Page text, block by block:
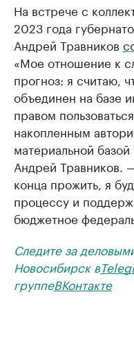
На встрече с
2023 года
Андрей Травников
«Мое отношение к
прогноз: я считаю,
объединен на базе
правом
накопленным
материальной
Андрей Травников.
конца прожить, я
процессу и
бюджетное
Следите за
Новосибирск в
группеВКонтакте